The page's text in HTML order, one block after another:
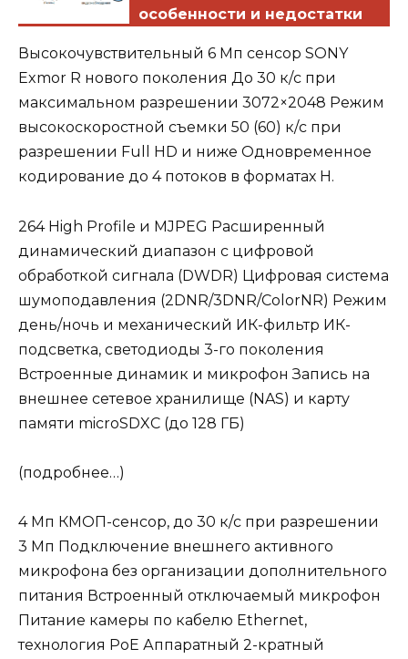
особенности и недостатки
Высокочувствительный 6 Мп сенсор SONY
Exmor R нового поколения До 30 к/с при
максимальном разрешении 3072×2048 Режим
высокоскоростной съемки 50 (60) к/с при
разрешении Full HD и ниже Одновременное
кодирование до 4 потоков в форматах Н.
264 High Profile и MJPEG Расширенный
динамический диапазон с цифровой
обработкой сигнала (DWDR) Цифровая система
шумоподавления (2DNR/3DNR/ColorNR) Режим
день/ночь и механический ИК-фильтр ИК-
подсветка, светодиоды 3-го поколения
Встроенные динамик и микрофон Запись на
внешнее сетевое хранилище (NAS) и карту
памяти microSDXC (до 128 ГБ)
(подробнее…)
4 Мп КМОП-сенсор, до 30 к/с при разрешении
3 Мп Подключение внешнего активного
микрофона без организации дополнительного
питания Встроенный отключаемый микрофон
Питание камеры по кабелю Ethernet,
технология PoE Аппаратный 2-кратный